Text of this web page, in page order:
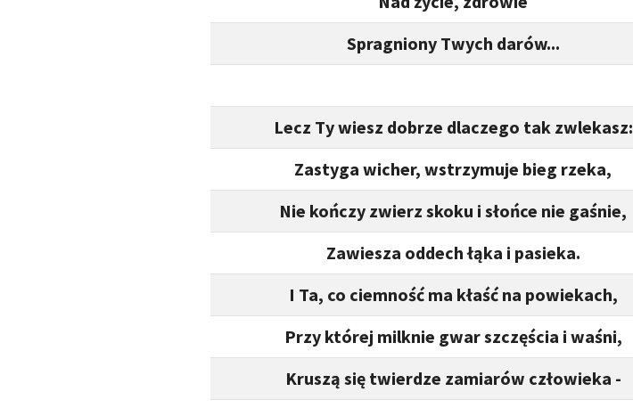
Spragniony Twych darów...
Lecz Ty wiesz dobrze dlaczego tak zwlekasz:
Zastyga wicher, wstrzymuje bieg rzeka,
Nie kończy zwierz skoku i słońce nie gaśnie,
Zawiesza oddech łąka i pasieka.
I Ta, co ciemność ma kłaść na powiekach,
Przy której milknie gwar szczęścia i waśni,
Kruszą się twierdze zamiarów człowieka -